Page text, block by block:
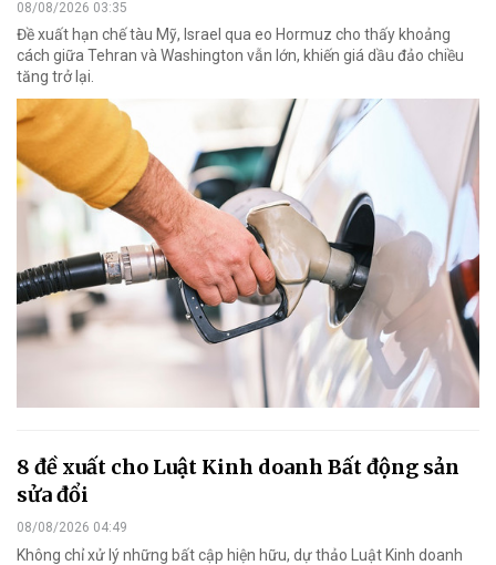
08/08/2026 03:35
Đề xuất hạn chế tàu Mỹ, Israel qua eo Hormuz cho thấy khoảng
cách giữa Tehran và Washington vẫn lớn, khiến giá dầu đảo chiều
tăng trở lại.
8 đề xuất cho Luật Kinh doanh Bất động sản
sửa đổi
08/08/2026 04:49
Không chỉ xử lý những bất cập hiện hữu, dự thảo Luật Kinh doanh